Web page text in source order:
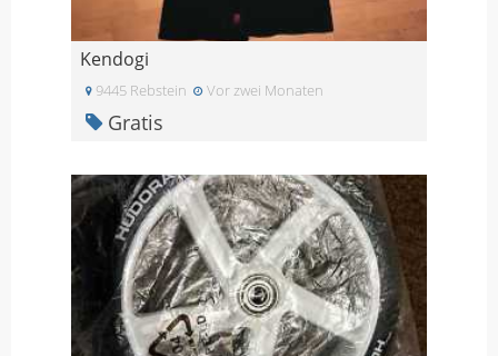
Kendogi
9445 Rebstein Vor zwei Monaten
Gratis